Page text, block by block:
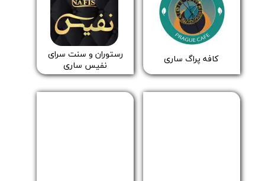
​​کافه پراگ ساری
​رستوران و سنت سرای
نفیس ساری